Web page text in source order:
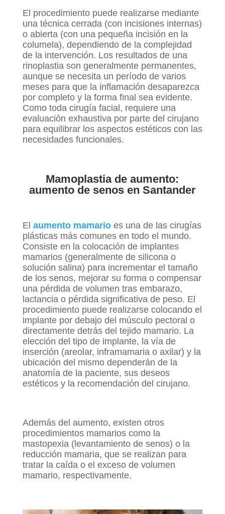
El procedimiento puede realizarse mediante
una técnica cerrada (con incisiones internas)
o abierta (con una pequeña incisión en la
columela), dependiendo de la complejidad
de la intervención. Los resultados de una
rinoplastia son generalmente permanentes,
aunque se necesita un período de varios
meses para que la inflamación desaparezca
por completo y la forma final sea evidente.
Como toda cirugía facial, requiere una
evaluación exhaustiva por parte del cirujano
para equilibrar los aspectos estéticos con las
necesidades funcionales.
Mamoplastia de aumento:
aumento de senos en Santander
El aumento mamarioes una de las cirugías
plásticas más comunes en todo el mundo.
Consiste en la colocación de implantes
mamarios (generalmente de silicona o
solución salina) para incrementar el tamaño
de los senos, mejorar su forma o compensar
una pérdida de volumen tras embarazo,
lactancia o pérdida significativa de peso. El
procedimiento puede realizarse colocando el
implante por debajo del músculo pectoral o
directamente detrás del tejido mamario. La
elección del tipo de implante, la vía de
inserción (areolar, inframamaria o axilar) y la
ubicación del mismo dependerán de la
anatomía de la paciente, sus deseos
estéticos y la recomendación del cirujano.
Además del aumento, existen otros
procedimientos mamarios como la
mastopexia (levantamiento de senos) o la
reducción mamaria, que se realizan para
tratar la caída o el exceso de volumen
mamario, respectivamente.